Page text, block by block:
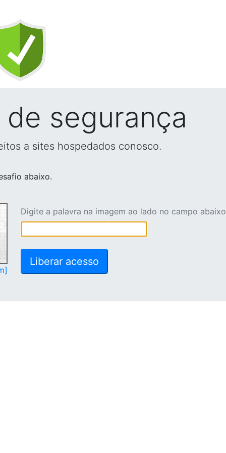
segurança
a sites hospedados conosco.
abaixo.
Digite a palavra na imagem ao lado no campo abaixo